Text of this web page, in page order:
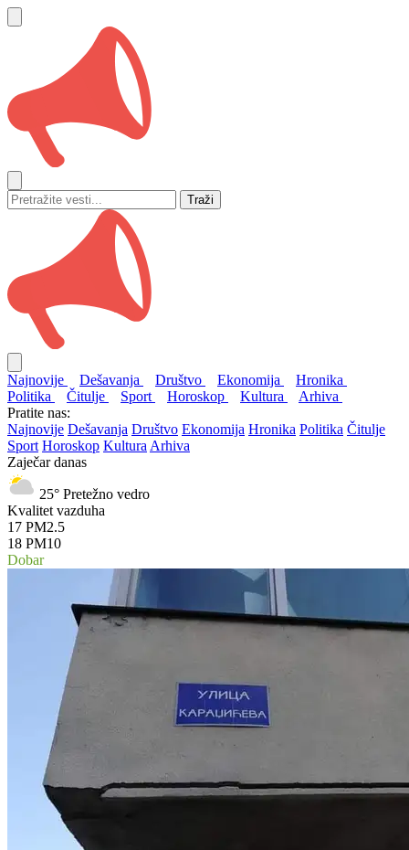
Traži
Najnovije Dešavanja Društvo Ekonomija
Hronika
Politika
Čitulje Sport Horoskop Kultura
Arhiva
Pratite nas:
Najnovije Dešavanja Društvo Ekonomija Hronika Politika Čitulje
Sport Horoskop Kultura Arhiva
Zaječar danas
25° Pretežno vedro
Kvalitet vazduha
17 PM2.5
18 PM10
Dobar